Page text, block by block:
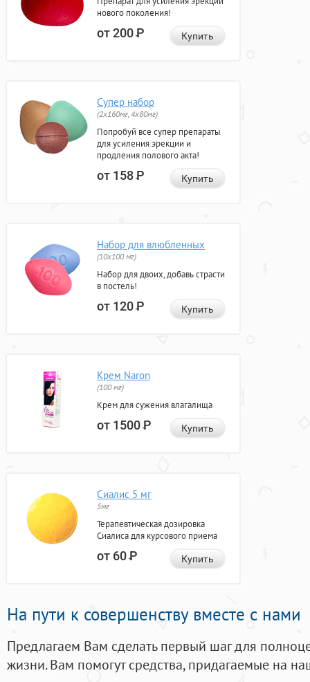
нового поколения!
от 200Р Купить
Супер набор
(2х160мг, 4х80мг)
Попробуй все супер препараты
для усиления эрекции и
продления полового акта!
от 158Р Купить
Набор для влюбленных
(10х100 мг)
Набор для двоих, добавь страсти
в постель!
от 120Р Купить
Крем Naron
(100 мг)
Крем для сужения влагалища
от 1500Р Купить
Сиалис 5 мг
5мг
Терапевтическая дозировка
Сиалиса для курсового приема
от 60Р Купить
На пути к совершенству вместе с нами
Предлагаем Вам сделать первый шаг для
жизни. Вам помогут средства, придагаемые на